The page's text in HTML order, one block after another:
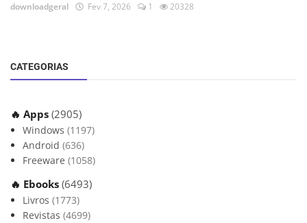
downloadgeral Fev 7, 2026 1 20328
CATEGORIAS
🔥 Apps (2905)
Windows (1197)
Android (636)
Freeware (1058)
🔥 Ebooks (6493)
Livros (1773)
Revistas (4699)